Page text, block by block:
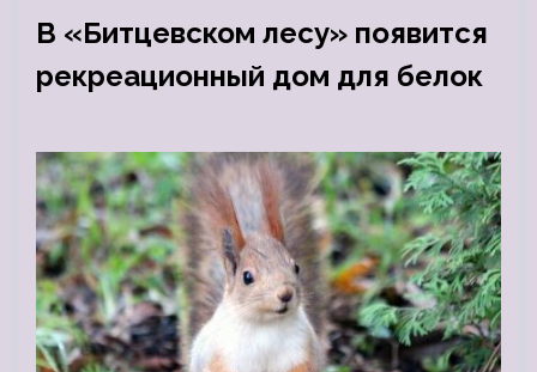
В «Битцевском лесу» появится
рекреационный дом для белок